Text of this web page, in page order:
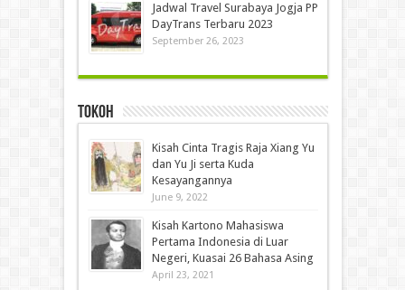
Jadwal Travel Surabaya Jogja PP
DayTrans Terbaru 2023
September 26, 2023
Tokoh
Kisah Cinta Tragis Raja Xiang Yu
dan Yu Ji serta Kuda
Kesayangannya
June 9, 2022
Kisah Kartono Mahasiswa
Pertama Indonesia di Luar
Negeri, Kuasai 26 Bahasa Asing
April 23, 2021